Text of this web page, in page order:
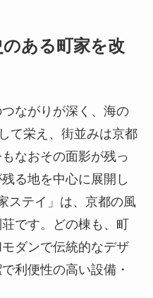
ある町家を改
ながりが深く、海の
て栄え、街並みは京都
なおその面影が残っ
る地を中心に展開し
ステイ」は、京都の風
です。どの棟も、町
ダンで伝統的なデザ
利便性の高い設備・